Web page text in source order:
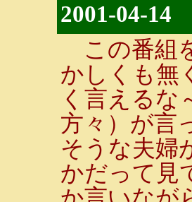
2001-04-14
この番組
かしくも無
く言えるな
方々）が言
そうな夫婦
かだって見